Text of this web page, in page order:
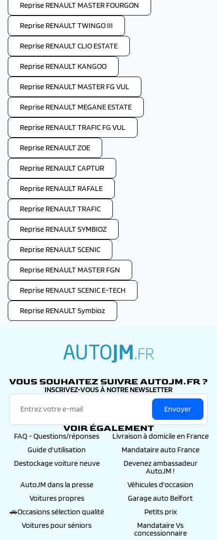
Reprise RENAULT MASTER FOURGON
Reprise RENAULT TWINGO III
Reprise RENAULT CLIO ESTATE
Reprise RENAULT KANGOO
Reprise RENAULT MASTER FG VUL
Reprise RENAULT MEGANE ESTATE
Reprise RENAULT TRAFIC FG VUL
Reprise RENAULT ZOE
Reprise RENAULT CAPTUR
Reprise RENAULT RAFALE
Reprise RENAULT TRAFIC
Reprise RENAULT SYMBIOZ
Reprise RENAULT SCENIC
Reprise RENAULT MASTER FGN
Reprise RENAULT SCENIC E-TECH
Reprise RENAULT Symbioz
VOUS SOUHAITEZ SUIVRE AUTOJM.FR ?
INSCRIVEZ-VOUS À NOTRE NEWSLETTER
Envoyer
VOIR ÉGALEMENT
FAQ - Questions/réponses
Livraison à domicile en France
Guide d'utilisation
Mandataire auto France
Destockage voiture neuve
Devenez ambassadeur
AutoJM !
AutoJM dans la presse
Véhicules d'occasion
Voitures propres
Garage auto Belfort
🚗Occasions sélection qualité
Petits prix
Voitures pour séniors
Mandataire Vs
concessionnaire